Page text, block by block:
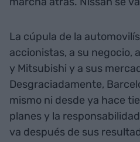
La cúpula de la
accionistas, a su negocio,
y Mitsubishi y a sus
Desgraciadamente,
mismo ni desde ya hace
planes y la
va después de sus